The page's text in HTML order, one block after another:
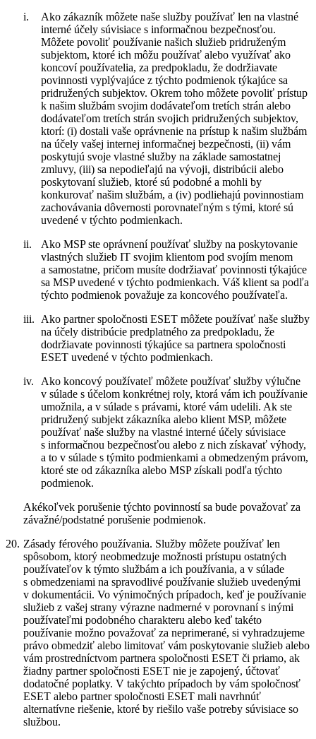
i.
Ako zákazník môžete naše služby používať len na vlastné
interné účely súvisiace s informačnou bezpečnosťou.
Môžete povoliť používanie našich služieb pridruženým
subjektom, ktoré ich môžu používať alebo využívať ako
koncoví používatelia, za predpokladu, že dodržiavate
povinnosti vyplývajúce z týchto podmienok týkajúce sa
pridružených subjektov. Okrem toho môžete povoliť prístup
k našim službám svojim dodávateľom tretích strán alebo
dodávateľom tretích strán svojich pridružených subjektov,
ktorí: (i) dostali vaše oprávnenie na prístup k našim službám
na účely vašej internej informačnej bezpečnosti, (ii) vám
poskytujú svoje vlastné služby na základe samostatnej
zmluvy, (iii) sa nepodieľajú na vývoji, distribúcii alebo
poskytovaní služieb, ktoré sú podobné a mohli by
konkurovať našim službám, a (iv) podliehajú povinnostiam
zachovávania dôvernosti porovnateľným s tými, ktoré sú
uvedené v týchto podmienkach.
ii.
Ako MSP ste oprávnení používať služby na poskytovanie
vlastných služieb IT svojim klientom pod svojím menom
a samostatne, pričom musíte dodržiavať povinnosti týkajúce
sa MSP uvedené v týchto podmienkach. Váš klient sa podľa
týchto podmienok považuje za koncového používateľa.
iii. Ako partner spoločnosti ESET môžete používať naše služby
na účely distribúcie predplatného za predpokladu, že
dodržiavate povinnosti týkajúce sa partnera spoločnosti
ESET uvedené v týchto podmienkach.
iv.
Ako koncový používateľ môžete používať služby výlučne
v súlade s účelom konkrétnej roly, ktorá vám ich používanie
umožnila, a v súlade s právami, ktoré vám udelili. Ak ste
pridružený subjekt zákazníka alebo klient MSP, môžete
používať naše služby na vlastné interné účely súvisiace
s informačnou bezpečnosťou alebo z nich získavať výhody,
a to v súlade s týmito podmienkami a obmedzeným právom,
ktoré ste od zákazníka alebo MSP získali podľa týchto
podmienok.
Akékoľvek porušenie týchto povinností sa bude považovať za
závažné/podstatné porušenie podmienok.
20. Zásady férového používania. Služby môžete používať len
spôsobom, ktorý neobmedzuje možnosti prístupu ostatných
používateľov k týmto službám a ich používania, a v súlade
s obmedzeniami na spravodlivé používanie služieb uvedenými
v dokumentácii. Vo výnimočných prípadoch, keď je používanie
služieb z vašej strany výrazne nadmerné v porovnaní s inými
používateľmi podobného charakteru alebo keď takéto
používanie možno považovať za neprimerané, si vyhradzujeme
právo obmedziť alebo limitovať vám poskytovanie služieb alebo
vám prostredníctvom partnera spoločnosti ESET či priamo, ak
žiadny partner spoločnosti ESET nie je zapojený, účtovať
dodatočné poplatky. V takýchto prípadoch by vám spoločnosť
ESET alebo partner spoločnosti ESET mali navrhnúť
alternatívne riešenie, ktoré by riešilo vaše potreby súvisiace so
službou.